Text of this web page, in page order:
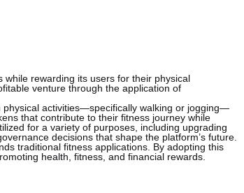
rewarding its users for their physical
venture through the application of
physical activities—specifically walking or jogging—
that contribute to their fitness journey while
for a variety of purposes, including upgrading
decisions that shape the platform’s future.
traditional fitness applications. By adopting this
health, fitness, and financial rewards.